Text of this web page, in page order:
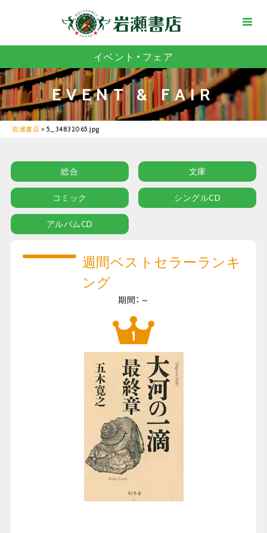
イベント・フェア
EVENT & FAIR
岩瀬書店 > 5_34832065.jpg
総合 文庫
コミック シングルCD
アルバムCD
週間ベストセラーランキ
ング
期間：～